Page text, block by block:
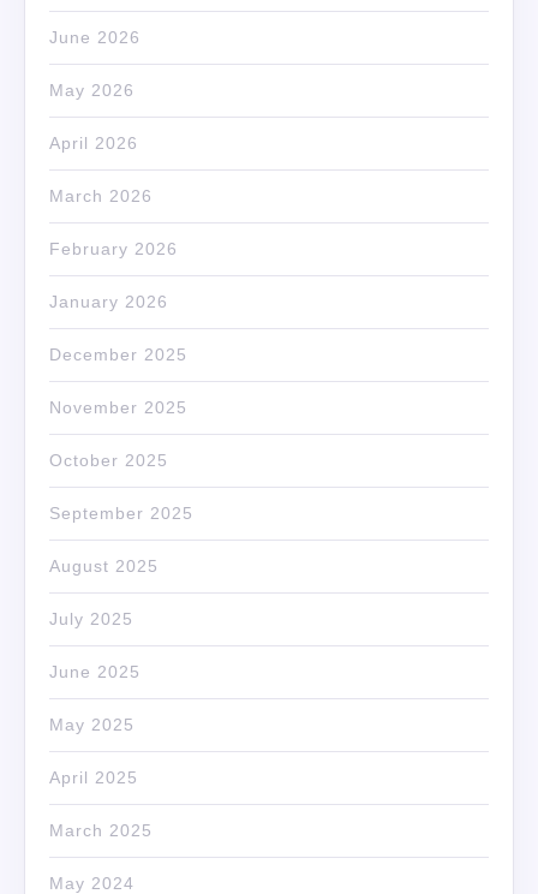
June 2026
May 2026
April 2026
March 2026
February 2026
January 2026
December 2025
November 2025
October 2025
September 2025
August 2025
July 2025
June 2025
May 2025
April 2025
March 2025
May 2024